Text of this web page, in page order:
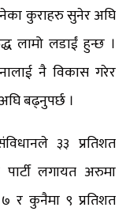
कुराहरु सुनेर अघि
लामो लडाईं हुन्छ ।
नै विकास गरेर
बढ्नुपर्छ ।
३३ प्रतिशत
पार्टी लगायत अरुमा
र कुनैमा ९ प्रतिशत